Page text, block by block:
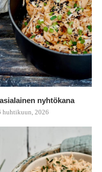
nyhtökana
huhtikuun, 2026